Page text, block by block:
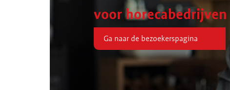
voor horecabedrijven
Ga naar de bezoekerspagina